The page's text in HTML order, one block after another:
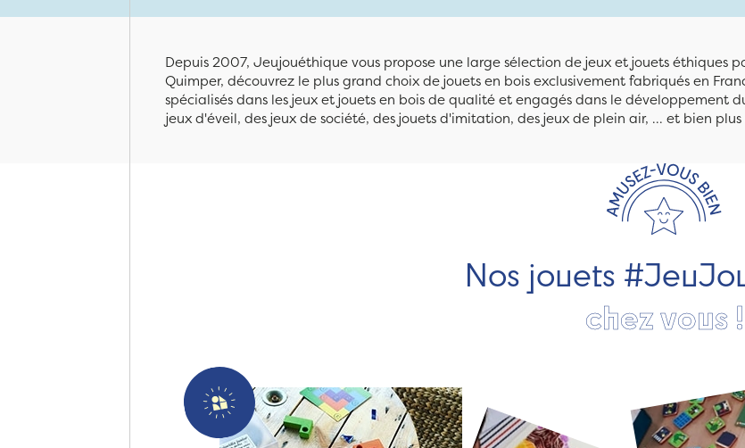
Depuis 2007, Jeujouéthique vous propose une large sélection de jeux et jouets éthiques
Quimper, découvrez le plus grand choix de jouets en bois exclusivement fabriqués en
spécialisés dans les jeux et jouets en bois de qualité et engagés dans le développement
jeux d'éveil, des jeux de société, des jouets d'imitation, des jeux de plein air, ... et bien plus
Nos jouets
chez vous !